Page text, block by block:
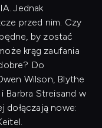
Jednak
przed nim. Czy
by zostać
krąg zaufania
Do
Wilson, Blythe
Barbra Streisand w
dołączają nowe: